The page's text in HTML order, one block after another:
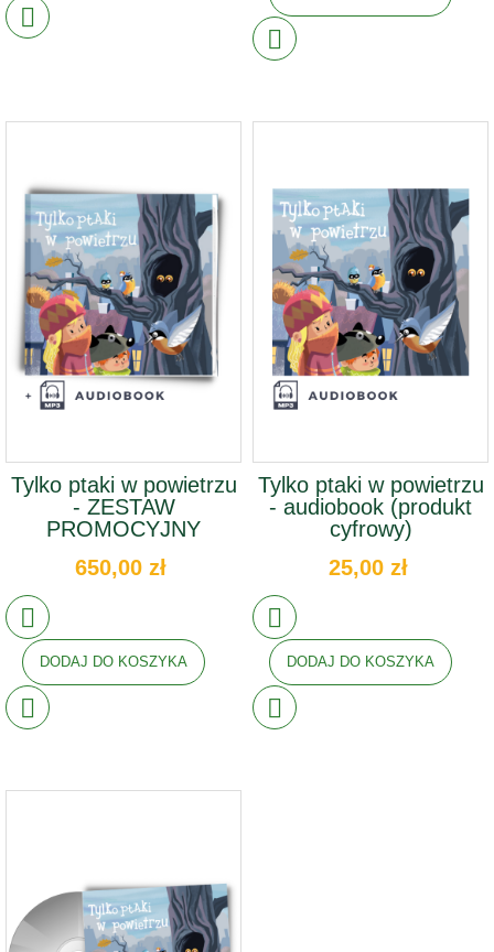
Tylko ptaki w powietrzu
- ZESTAW
PROMOCYJNY
650,00 zł
DODAJ DO KOSZYKA
Tylko ptaki w powietrzu
- audiobook (produkt
cyfrowy)
25,00 zł
DODAJ DO KOSZYKA